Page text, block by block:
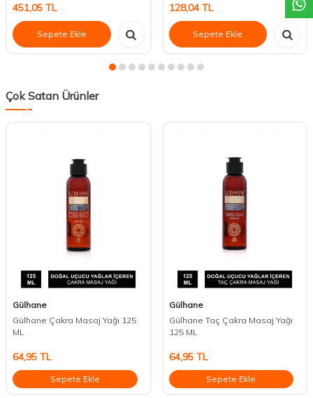
451,05 TL
Sepete Ekle
128,04TL
Sepete Ekle
Çok Satan Ürünler
Gülhane
Gülhane Çakra Masaj Yağı 125
ML
64,95 TL
Sepete Ekle
Gülhane
Gülhane Taç Çakra Masaj Yağı
125 ML
64,95TL
Sepete Ekle